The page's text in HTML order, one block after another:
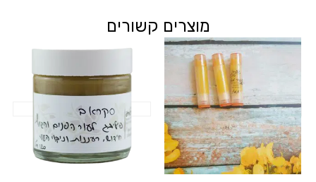
מוצרים קשורים
למוצר
זה
סוגים.
ניתן
לבחור
את
האפשרויות
בעמוד